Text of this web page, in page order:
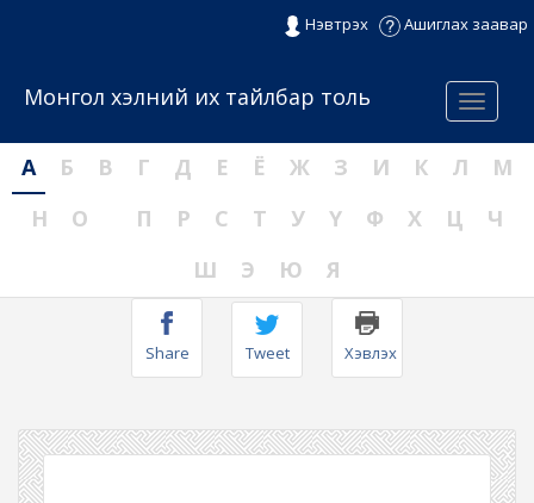
Нэвтрэх Ашиглах заавар
Menu
Монгол хэлний их тайлбар толь
А Б В Г Д Е Ё Ж З И К Л
М
Н
О П Р С Т У Ү Ф Х Ц
Ч
Ш
Э Ю Я
Share Tweet Хэвлэх